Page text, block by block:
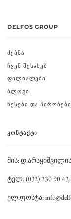
DELFOS GROUP
ᲫᲔᲑᲜᲐ
ᲩᲕᲔᲜ ᲨᲔᲡᲐᲮᲔᲑ
ᲤᲘᲚᲘᲐᲚᲔᲑᲘ
ᲑᲚᲝᲒᲘ
ᲬᲔᲡᲔᲑᲘ ᲓᲐ ᲞᲘᲠᲝᲑᲔᲑᲘ
ᲙᲝᲜᲢᲐᲥᲢᲘ
მის:
ტელ:(032) 230 90 43
ელ.ფოსტა: